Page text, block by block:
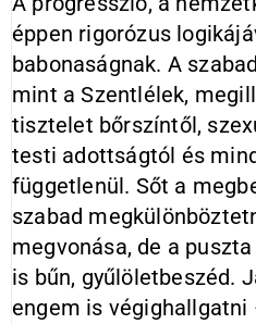
éppen rigorózus
babonaságnak. A
mint a Szentlélek,
tisztelet bőrszíntől,
testi adottságtól és
függetlenül. Sőt a
szabad
megvonása, de a
is bűn, gyűlöletbeszéd.
engem is végighallgatni